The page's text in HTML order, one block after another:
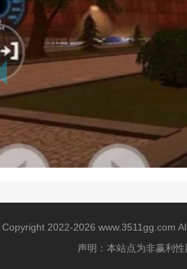
Copyright 2022-2026 www.3511gg.com
声明：本站点为非赢利